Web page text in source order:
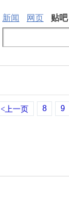
新闻 网页 贴吧
<上一页 8 9